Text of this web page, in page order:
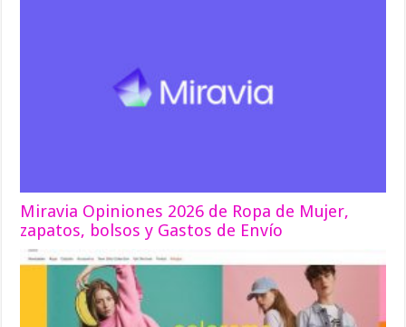
Miravia Opiniones 2026 de Ropa de Mujer,
zapatos, bolsos y Gastos de Envío